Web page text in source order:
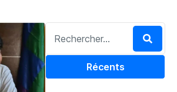
Récents